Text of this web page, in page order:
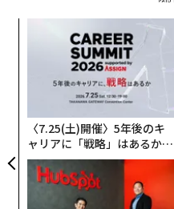
〈7.25(土)開催〉5年後のキ
ャリアに「戦略」はあるか。
トップエグゼクティブのキャ
リアに触れる1日│CAREER S
UMMIT 2026